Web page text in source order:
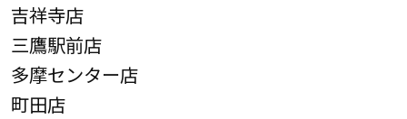
吉祥寺店
三鷹駅前店
多摩センター店
町田店